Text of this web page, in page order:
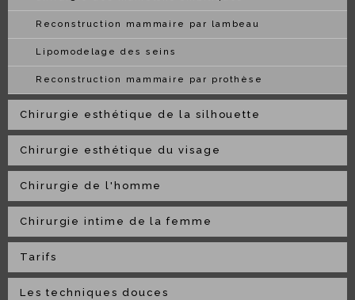
Reconstruction mammaire par lambeau
Lipomodelage des seins
Reconstruction mammaire par prothèse
Chirurgie esthétique de la silhouette
Chirurgie esthétique du visage
Chirurgie de l'homme
Chirurgie intime de la femme
Tarifs
Les techniques douces